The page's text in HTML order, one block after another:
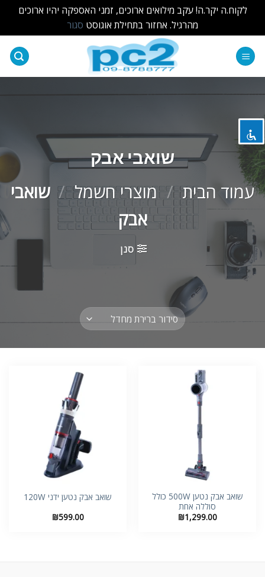
visibility_off השבת את ההבזקים
zoom_out זום (הקטנה)
zoom_in זום (הגדלה)
remove_circle_outline הקטנת גופן
הגדלת גופן
גופן קריא
brightness_high ניגודיות בהירה
ניגודיות כהה
הוסף קו תחתון לקישורים
סמן קישורים
לקוח.ה יקר.ה! עקב מילואים ארוכים, זמני האספקה יהיו ארוכים
מהרגיל. אחזור בתחילת אוגוסט סגור
שואבי אבק
עמוד הבית / מוצרי חשמל / שואבי
אבק
סנן
שואב אבק נטען 500W כולל
סוללה אחת
₪1,299.00
שואב אבק נטען ידני 120W
₪599.00